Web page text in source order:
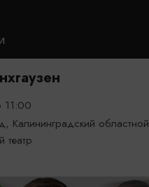
11:00
Калининградский областной
театр